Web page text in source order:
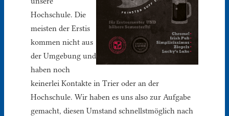
Hochschule. Die
meisten der Erstis
kommen nicht aus
der Umgebung und
haben noch
keinerlei Kontakte in Trier oder an der
Hochschule. Wir haben es uns also zur Aufgabe
gemacht, diesen Umstand schnellstmöglich nach